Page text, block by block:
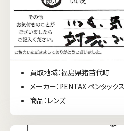
買取地域：福島県猪苗代町
メーカー：PENTAX ペンタックス
商品：レンズ